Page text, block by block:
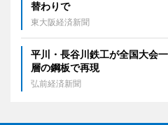
替わりで
東大阪経済新聞
平川・長谷川鉄工が全国大会
層の鋼板で再現
弘前経済新聞